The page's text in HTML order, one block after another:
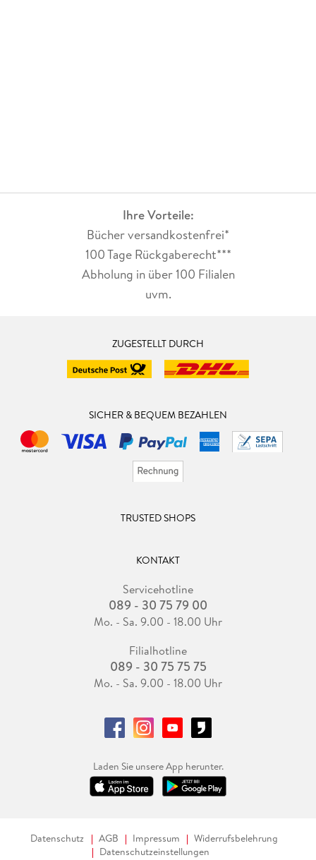
Ihre Vorteile:
Bücher versandkostenfrei*
100 Tage Rückgaberecht***
Abholung in über 100 Filialen
uvm.
ZUGESTELLT DURCH
SICHER & BEQUEM BEZAHLEN
TRUSTED SHOPS
KONTAKT
Servicehotline
089 - 30 75 79 00
Mo. - Sa. 9.00 - 18.00 Uhr
Filialhotline
089 - 30 75 75 75
Mo. - Sa. 9.00 - 18.00 Uhr
Laden Sie unsere App herunter.
Datenschutz AGB Impressum
Widerrufsbelehrung
Datenschutzeinstellungen